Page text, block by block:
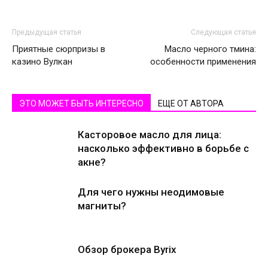
Предыдущая статья
Приятные сюрпризы в
казино Вулкан
Следующая статья
Масло черного тмина:
особенности применения
ЭТО МОЖЕТ БЫТЬ ИНТЕРЕСНО ЕЩЕ ОТ АВТОРА
Касторовое масло для лица:
насколько эффективно в борьбе с
акне?
Для чего нужны неодимовые
магниты?
Обзор брокера Byrix